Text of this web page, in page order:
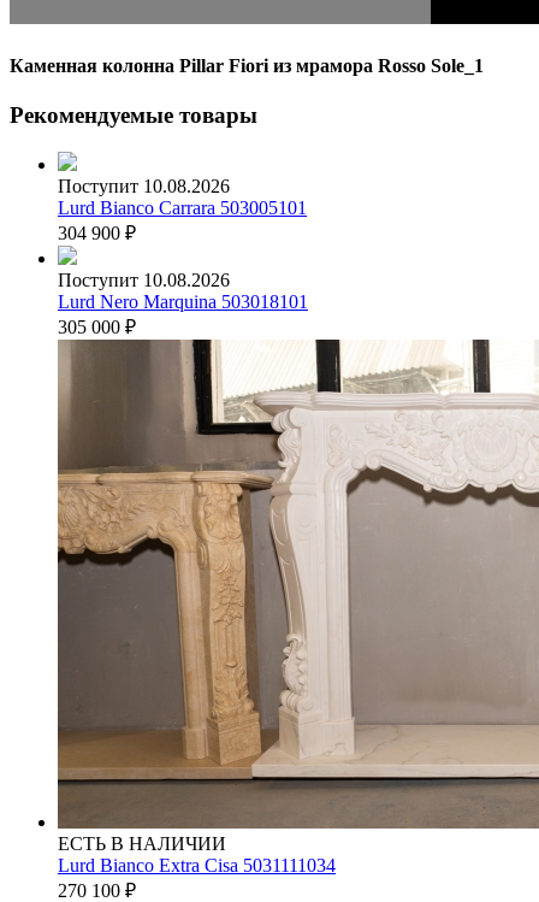
Каменная колонна Pillar Fiori из мрамора Rosso Sole_1
Рекомендуемые товары
Поступит 10.08.2026
Lurd Bianco Carrara 503005101
304 900 ₽
Поступит 10.08.2026
Lurd Nero Marquina 503018101
305 000 ₽
ЕСТЬ В НАЛИЧИИ
Lurd Bianco Extra Cisa 5031111034
270 100 ₽